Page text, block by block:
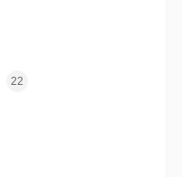
22